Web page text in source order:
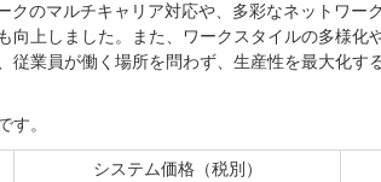
のマルチキャリア対応や、多彩なネットワー
向上しました。また、ワークスタイルの多様化
従業員が働く場所を問わず、生産性を最大化す
す。
システム価格（税別）